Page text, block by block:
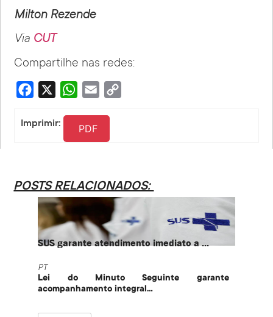
Milton Rezende
Via CUT
Compartilhe nas redes:
Facebook WhatsApp
Email
Imprimir: PDF
POSTS RELACIONADOS:
SUS garante atendimento imediato a ...
PT
Lei do Minuto Seguinte garante
acompanhamento integral...